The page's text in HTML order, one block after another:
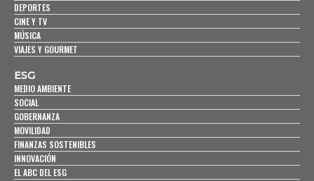
DEPORTES
CINE Y TV
MÚSICA
VIAJES Y GOURMET
ESG
MEDIO AMBIENTE
SOCIAL
GOBERNANZA
MOVILIDAD
FINANZAS SOSTENIBLES
INNOVACIÓN
EL ABC DEL ESG